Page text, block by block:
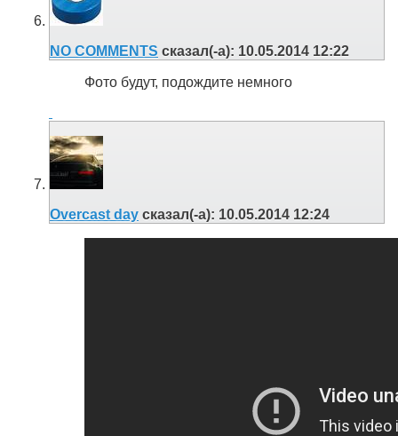
NO COMMENTS сказал(-а): 10.05.2014 12:22
Фото будут, подождите немного
Overcast day сказал(-а): 10.05.2014 12:24